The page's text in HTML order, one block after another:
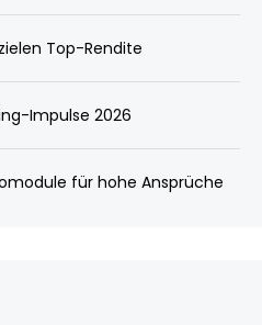
Top-Rendite
Impulse 2026
für hohe Ansprüche